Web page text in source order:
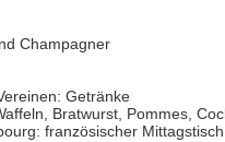
Champagner
Getränke
Bratwurst, Pommes,
französischer